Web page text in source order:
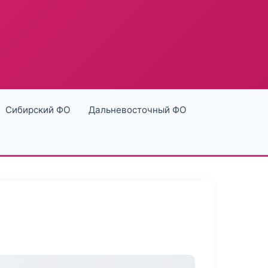
Сибирский ФО Дальневосточный ФО